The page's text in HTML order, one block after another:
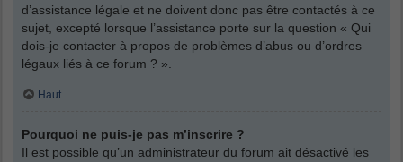
d’assistance légale et ne doivent donc pas être contactés à ce
sujet, excepté lorsque l’assistance porte sur la question « Qui
dois-je contacter à propos de problèmes d’abus ou d’ordres
légaux liés à ce forum ? ».
Haut
Pourquoi ne puis-je pas m’inscrire ?
Il est possible qu’un administrateur du forum ait désactivé les